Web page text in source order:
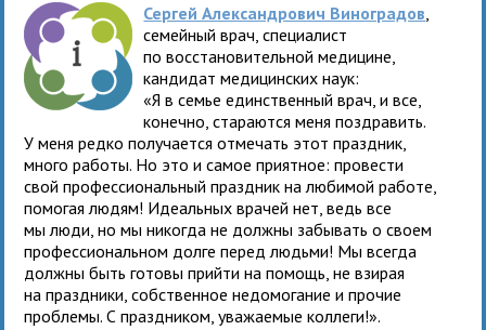
Сергей Александрович Виноградов
семейный врач, специалист
по восстановительной медицине,
кандидат медицинских наук:
«Я в семье единственный врач, и все,
конечно, стараются меня поздравить.
У меня редко получается отмечать этот праздник,
много работы. Но это и самое приятное: провести
свой профессиональный праздник на любимой работе,
помогая людям! Идеальных врачей нет, ведь все
мы люди, но мы никогда не должны забывать о своем
профессиональном долге перед людьми! Мы всегда
должны быть готовы прийти на помощь, не взирая
на праздники, собственное недомогание и прочие
проблемы. С праздником, уважаемые коллеги!».